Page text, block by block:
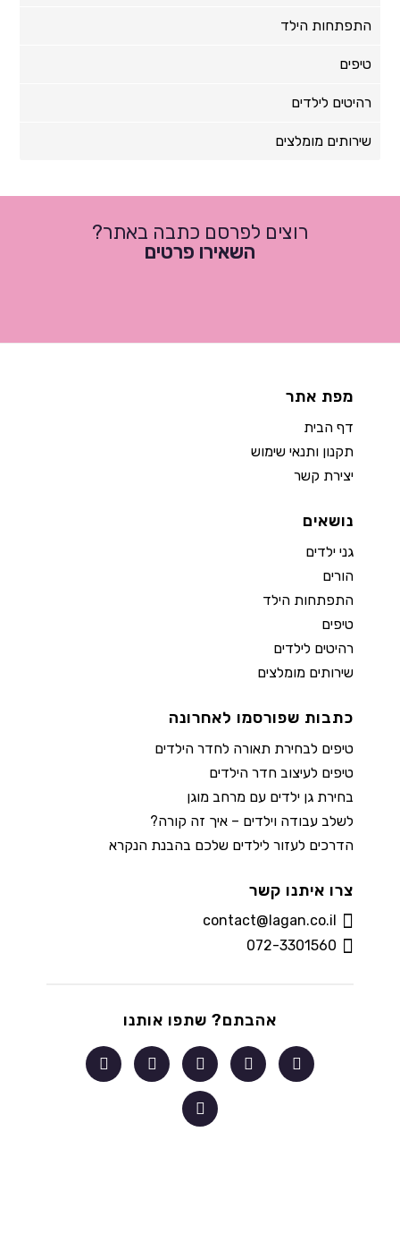
התפתחות הילד
טיפים
רהיטים לילדים
שירותים מומלצים
רוצים לפרסם כתבה באתר?
השאירו פרטים
מפת אתר
דף הבית
תקנון ותנאי שימוש
יצירת קשר
נושאים
גני ילדים
הורים
התפתחות הילד
טיפים
רהיטים לילדים
שירותים מומלצים
כתבות שפורסמו לאחרונה
טיפים לבחירת תאורה לחדר הילדים
טיפים לעיצוב חדר הילדים
בחירת גן ילדים עם מרחב מוגן
לשלב עבודה וילדים – איך זה קורה?
הדרכים לעזור לילדים שלכם בהבנת הנקרא
צרו איתנו קשר
contact@lagan.co.il
072-3301560
אהבתם? שתפו אותנו